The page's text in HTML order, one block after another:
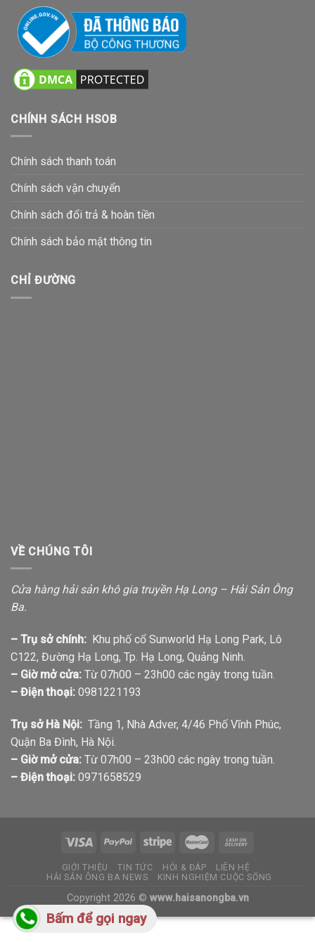
CHÍNH SÁCH HSOB
Chính sách thanh toán
Chính sách vận chuyển
Chính sách đổi trả & hoàn tiền
Chính sách bảo mật thông tin
CHỈ ĐƯỜNG
VỀ CHÚNG TÔI
Cửa hàng hải sản khô gia truyền Hạ Long – Hải Sản Ông
Ba.
– Trụ sở chính: Khu phố cổ Sunworld Hạ Long Park, Lô
C122, Đường Hạ Long, Tp. Hạ Long, Quảng Ninh.
– Giờ mở cửa: Từ 07h00 – 23h00 các ngày trong tuần.
– Điện thoại: 0981221193
Trụ sở Hà Nội: Tầng 1, Nhà Adver, 4/46 Phố Vĩnh Phúc,
Quận Ba Đình, Hà Nội.
– Giờ mở cửa: Từ 07h00 – 23h00 các ngày trong tuần.
– Điện thoại: 0971658529
GIỚI THIỆU TIN TỨC HỎI & ĐÁP
LIÊN HỆ
HẢI SẢN ÔNG BA NEWS
KINH NGHIỆM CUỘC SỐNG
Copyright 2026 © www.haisanongba.vn
Bấm để gọi ngay